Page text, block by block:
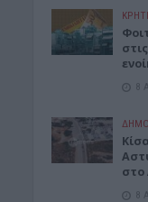
8
στο
8